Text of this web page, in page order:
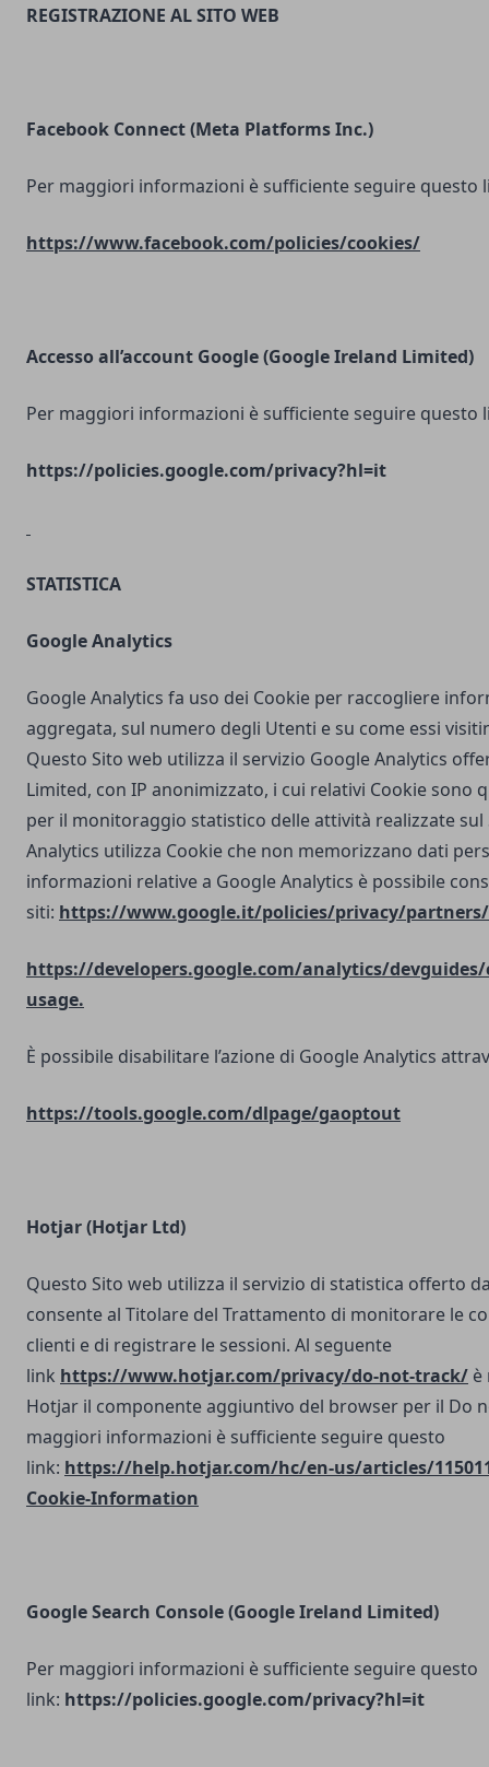
REGISTRAZIONE AL SITO WEB
Facebook Connect (Meta Platforms Inc.)
Per maggiori informazioni è sufficiente seguire questo
https://www.facebook.com/policies/cookies/
Accesso all’account Google (Google Ireland Limited)
Per maggiori informazioni è sufficiente seguire questo
https://policies.google.com/privacy?hl=it
STATISTICA
Google Analytics
Google Analytics fa uso dei Cookie per raccogliere
aggregata, sul numero degli Utenti e su come essi
Questo Sito web utilizza il servizio Google Analytics
Limited, con IP anonimizzato, i cui relativi Cookie sono
per il monitoraggio statistico delle attività realizzate sul
Analytics utilizza Cookie che non memorizzano dati
informazioni relative a Google Analytics è possibile
siti: https://www.google.it/policies/privacy/partners/
https://developers.google.com/analytics/
usage.
È possibile disabilitare l’azione di Google Analytics
https://tools.google.com/dlpage/gaoptout
Hotjar (Hotjar Ltd)
Questo Sito web utilizza il servizio di statistica offerto
consente al Titolare del Trattamento di monitorare le
clienti e di registrare le sessioni. Al seguente
link https://www.hotjar.com/privacy/do-not-track/ è
Hotjar il componente aggiuntivo del browser per il Do
maggiori informazioni è sufficiente seguire questo
link: https://help.hotjar.com/hc/en-us/articles/
Cookie-Information
Google Search Console(Google Ireland Limited)
Per maggiori informazioni è sufficiente seguire questo
link: https://policies.google.com/privacy?hl=it